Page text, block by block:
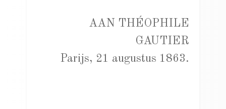
AAN THÉOPHILE
GAUTIER
Parijs, 21 augustus 1863.